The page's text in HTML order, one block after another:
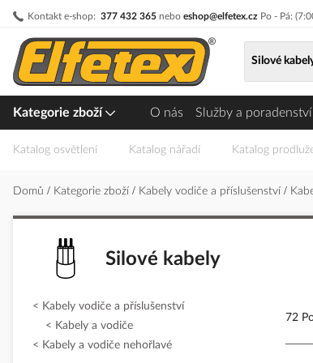
Kontakt e-shop: 377 432 365 nebo eshop@elfetex.cz Po - Pá:
Přejít
obsah
Silové
Kategorie zboží O nás Služby a poradenství
Katalog osvětlení Katalog nářadí Katalog
Domů Kategorie zboží Kabely vodiče a příslušenství
Silové kabely
72
Kabely vodiče a příslušenství
Kabely a vodiče
Kabely a vodiče nehořlavé